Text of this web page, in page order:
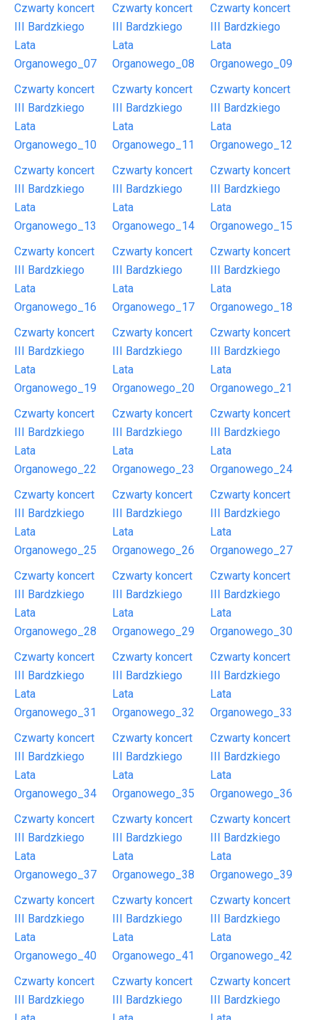
Czwarty koncert
III Bardzkiego
Lata
Organowego_07
Czwarty koncert
III Bardzkiego
Lata
Organowego_08
Czwarty koncert
III Bardzkiego
Lata
Organowego_09
Czwarty koncert
III Bardzkiego
Lata
Organowego_10
Czwarty koncert
III Bardzkiego
Lata
Organowego_11
Czwarty koncert
III Bardzkiego
Lata
Organowego_12
Czwarty koncert
III Bardzkiego
Lata
Organowego_13
Czwarty koncert
III Bardzkiego
Lata
Organowego_14
Czwarty koncert
III Bardzkiego
Lata
Organowego_15
Czwarty koncert
III Bardzkiego
Lata
Organowego_16
Czwarty koncert
III Bardzkiego
Lata
Organowego_17
Czwarty koncert
III Bardzkiego
Lata
Organowego_18
Czwarty koncert
III Bardzkiego
Lata
Organowego_19
Czwarty koncert
III Bardzkiego
Lata
Organowego_20
Czwarty koncert
III Bardzkiego
Lata
Organowego_21
Czwarty koncert
III Bardzkiego
Lata
Organowego_22
Czwarty koncert
III Bardzkiego
Lata
Organowego_23
Czwarty koncert
III Bardzkiego
Lata
Organowego_24
Czwarty koncert
III Bardzkiego
Lata
Organowego_25
Czwarty koncert
III Bardzkiego
Lata
Organowego_26
Czwarty koncert
III Bardzkiego
Lata
Organowego_27
Czwarty koncert
III Bardzkiego
Lata
Organowego_28
Czwarty koncert
III Bardzkiego
Lata
Organowego_29
Czwarty koncert
III Bardzkiego
Lata
Organowego_30
Czwarty koncert
III Bardzkiego
Lata
Organowego_31
Czwarty koncert
III Bardzkiego
Lata
Organowego_32
Czwarty koncert
III Bardzkiego
Lata
Organowego_33
Czwarty koncert
III Bardzkiego
Lata
Organowego_34
Czwarty koncert
III Bardzkiego
Lata
Organowego_35
Czwarty koncert
III Bardzkiego
Lata
Organowego_36
Czwarty koncert
III Bardzkiego
Lata
Organowego_37
Czwarty koncert
III Bardzkiego
Lata
Organowego_38
Czwarty koncert
III Bardzkiego
Lata
Organowego_39
Czwarty koncert
III Bardzkiego
Lata
Organowego_40
Czwarty koncert
III Bardzkiego
Lata
Organowego_41
Czwarty koncert
III Bardzkiego
Lata
Organowego_42
Czwarty koncert
III Bardzkiego
Czwarty koncert
III Bardzkiego
Czwarty koncert
III Bardzkiego